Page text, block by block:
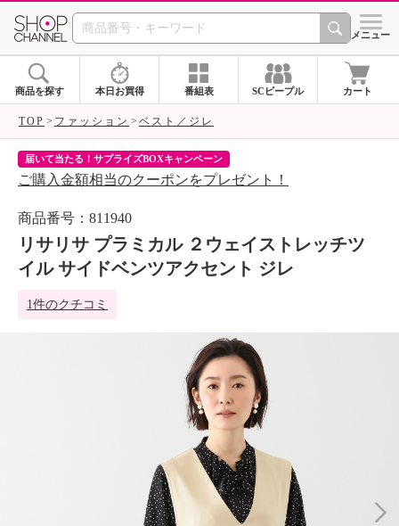
SHOP CHANNEL シメニュー
商品を探す 本日お買得 番組表 SCピープル カート
TOP ファッション ベスト／ジレ
届いて当たる！サプライズBOXキャンペーン
ご購入金額相当のクーポンをプレゼント！
商品番号：811940
リサリサ プラミカル ２ウェイストレッチツ
イル サイドベンツアクセント ジレ
1件のクチコミ